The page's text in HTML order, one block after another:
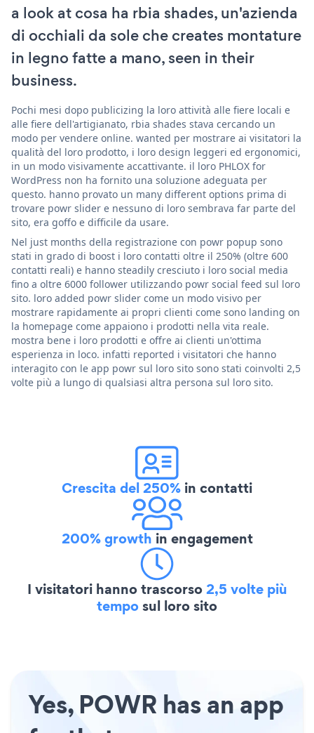
a look at cosa ha rbia shades, un'azienda
di occhiali da sole che creates montature
in legno fatte a mano, seen in their
business.
Pochi mesi dopo publicizing la loro attività alle fiere locali e
alle fiere dell'artigianato, rbia shades stava cercando un
modo per vendere online. wanted per mostrare ai visitatori la
qualità del loro prodotto, i loro design leggeri ed ergonomici,
in un modo visivamente accattivante. il loro PHLOX for
WordPress non ha fornito una soluzione adeguata per
questo. hanno provato un many different options prima di
trovare powr slider e nessuno di loro sembrava far parte del
sito, era goffo e difficile da usare.
Nel just months della registrazione con powr popup sono
stati in grado di boost i loro contatti oltre il 250% (oltre 600
contatti reali) e hanno steadily cresciuto i loro social media
fino a oltre 6000 follower utilizzando powr social feed sul loro
sito. loro added powr slider come un modo visivo per
mostrare rapidamente ai propri clienti come sono landing on
la homepage come appaiono i prodotti nella vita reale.
mostra bene i loro prodotti e offre ai clienti un'ottima
esperienza in loco. infatti reported i visitatori che hanno
interagito con le app powr sul loro sito sono stati coinvolti 2,5
volte più a lungo di qualsiasi altra persona sul loro sito.
Crescita del 250% in contatti
200% growth in engagement
I visitatori hanno trascorso2,5 volte più
temposul loro sito
Yes, POWR has an app